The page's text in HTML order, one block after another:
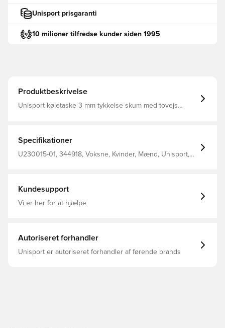
Unisport prisgaranti
10 milioner tilfredse kunder siden 1995
Produktbeskrivelse
Unisport køletaske 3 mm tykkelse skum med tovejs
Specifikationer
U230015-01, 344918, Voksne, Kvinder, Mænd, Unisport,
Kundesupport
Vi er her for at hjælpe
Autoriseret forhandler
Unisport er autoriseret forhandler af førende brands